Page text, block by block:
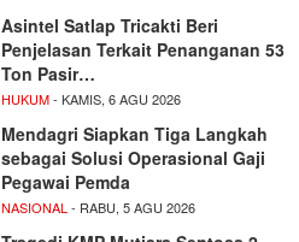
Asintel Satlap Tricakti Beri
Penjelasan Terkait Penanganan 53
Ton Pasir…
HUKUM- KAMIS, 6 AGU 2026
Mendagri Siapkan Tiga Langkah
sebagai Solusi Operasional Gaji
Pegawai Pemda
NASIONAL - RABU, 5 AGU 2026